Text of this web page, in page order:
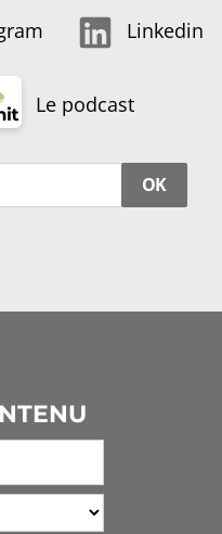
Linkedin
Le podcast
OK